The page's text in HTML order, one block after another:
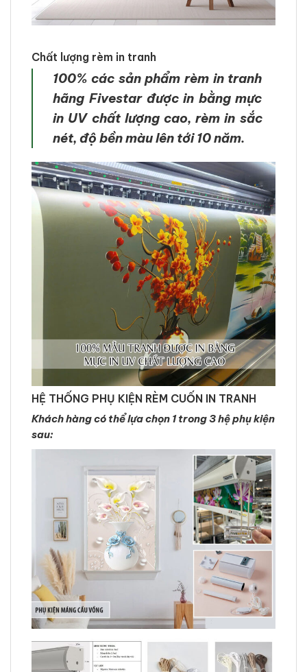
Chất lượng rèm in tranh
100% các sản phẩm rèm in tranh
hãng Fivestar được in bằng mực
in UV chất lượng cao, rèm in sắc
nét, độ bền màu lên tới 10 năm.
HỆ THỐNG PHỤ KIỆN RÈM CUỐN IN TRANH
Khách hàng có thể lựa chọn 1 trong 3 hệ phụ kiện
sau: